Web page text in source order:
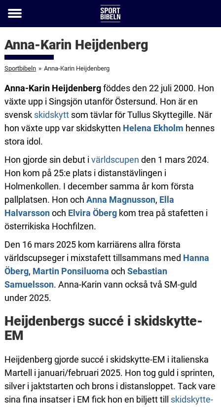
Toggle
Anna-Karin Heijdenberg
Sportbibeln » Anna-Karin Heijdenberg
Anna-Karin Heijdenbergföddes den 22 juli 2000. Hon
växte upp i Singsjön utanför Östersund. Hon är en
svensk skidskyttsom tävlar för Tullus Skyttegille. När
hon växte upp var skidskytten Helena Ekholm hennes
stora idol.
Hon gjorde sin debut i världscupen den 1 mars 2024.
Hon kom på 25:e plats i distanstävlingen i
Holmenkollen. I december samma år kom första
pallplatsen. Hon och Anna Magnusson, Ella
Halvarssonoch Elvira Öberg kom trea på stafetten i
österrikiska Hochfilzen.
Den 16 mars 2025 kom karriärens allra första
världscupseger i mixstafett tillsammans med Hanna
Öberg, Martin Ponsiluoma och Sebastian
Samuelsson. Anna-Karin vann också två SM-guld
under 2025.
Heijdenbergs succé i skidskytte-
EM
Heijdenberg gjorde succé i skidskytte-EM i italienska
Martell i januari/februari 2025. Hon tog guld i sprinten,
silver i jaktstarten och brons i distansloppet. Tack vare
sina fina insatser i EM fick hon en biljett till skidskytte-